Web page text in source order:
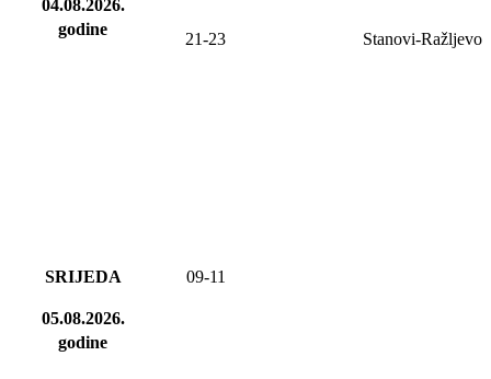
04.08.2026.
godine
21-23 Stanovi-Ražljevo
SRIJEDA
05.08.2026.
godine
09-11